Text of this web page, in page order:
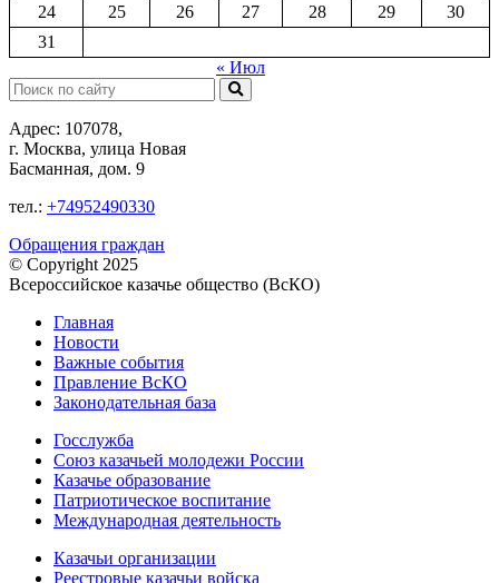
24
25 26 27 28 29
30
31
« Июл
Поиск:
Адрес: 107078,
г. Москва, улица Новая
Басманная, дом. 9
тел.: +74952490330
Обращения граждан
© Copyright 2025
Всероссийское казачье общество (ВсКО)
Главная
Новости
Важные события
Правление ВсКО
Законодательная база
Госслужба
Союз казачьей молодежи России
Казачье образование
Патриотическое воспитание
Международная деятельность
Казачьи организации
Реестровые казачьи войска